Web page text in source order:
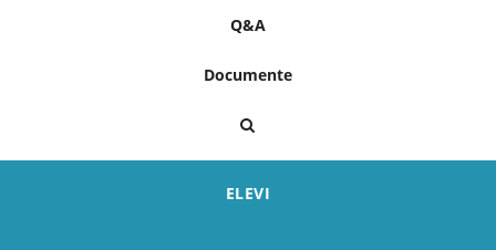
Q&A
Documente
ELEVI